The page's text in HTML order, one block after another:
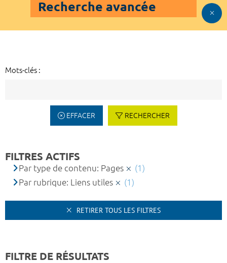
Recherche avancée
Mots-clés :
EFFACER RECHERCHER
FILTRES ACTIFS
Par type de contenu: Pages
(1)
Par rubrique: Liens utiles
(1)
RETIRER TOUS LES FILTRES
FILTRE DE RÉSULTATS